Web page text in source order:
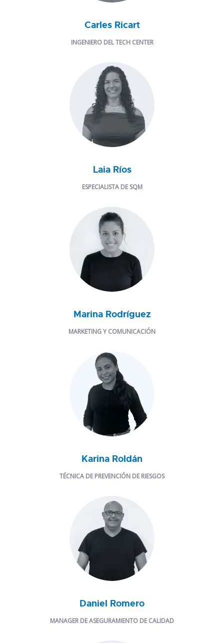
Carles Ricart
INGENIERO DEL TECH CENTER
Laia Ríos
ESPECIALISTA DE SQM
Marina Rodríguez
MARKETING Y COMUNICACIÓN
Karina Roldán
TÉCNICA DE PREVENCIÓN DE RIESGOS
Daniel Romero
MANAGER DE ASEGURAMIENTO DE CALIDAD